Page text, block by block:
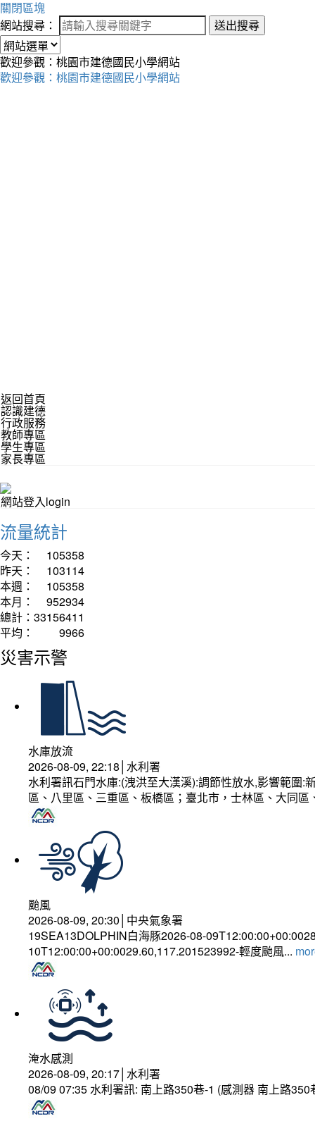
關閉區塊
網站搜尋：
送出搜尋
歡迎參觀：桃園市建德國民小學網站
歡迎參觀：桃園市建德國民小學網站
返回首頁
認識建德
行政服務
教師專區
學生專區
家長專區
網站登入login
流量統計
今天：
105358
昨天：
103114
本週：
105358
本月：
952934
總計： 33156411
平均：
9966
災害示警
水庫放流
2026-08-09, 22:18│水利署
水利署訊石門水庫:(洩洪至大漢溪):調節性放水,影響範圍
區、八里區、三重區、板橋區；臺北市，士林區、大同
颱風
2026-08-09, 20:30│中央氣象署
19SEA13DOLPHIN白海豚2026-08-
10T12:00:00+00:0029.60,117.201523992-輕度颱風...
淹水感測
2026-08-09, 20:17│水利署
08/09 07:35 水利署訊: 南上路350巷-1 (感測器 南上路